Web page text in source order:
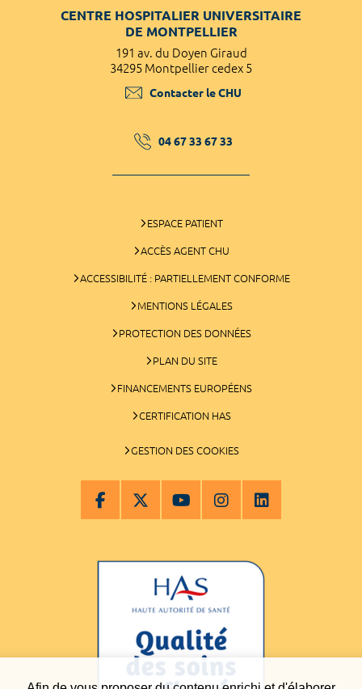
CENTRE HOSPITALIER UNIVERSITAIRE
DE MONTPELLIER
191 av. du Doyen Giraud
34295 Montpellier cedex 5
Contacter le CHU
04 67 33 67 33
ESPACE PATIENT
ACCÈS AGENT CHU
ACCESSIBILITÉ : PARTIELLEMENT CONFORME
MENTIONS LÉGALES
PROTECTION DES DONNÉES
PLAN DU SITE
FINANCEMENTS EUROPÉENS
CERTIFICATION HAS
GESTION DES COOKIES